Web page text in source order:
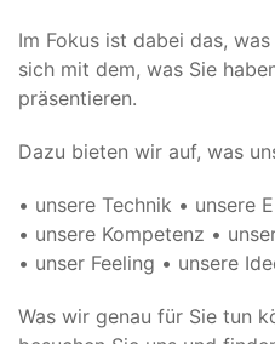
Im Fokus ist dabei das,
sich mit dem, was Sie
präsentieren.
Dazu bieten wir auf, was
• unsere Technik • unsere
• unsere Kompetenz •
• unser Feeling • unsere
Was wir genau für Sie tun